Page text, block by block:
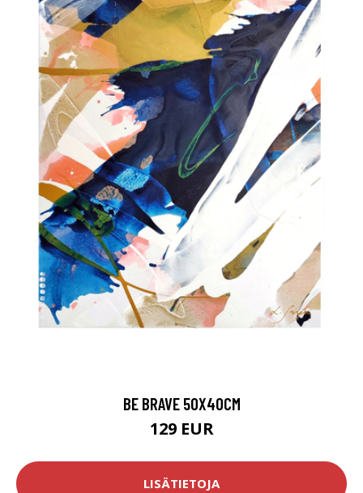
BE BRAVE 50X40CM
129 EUR
LISÄTIETOJA